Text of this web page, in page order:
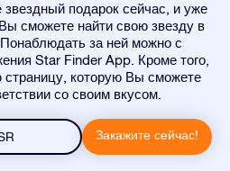
звездный подарок сейчас, и уже
сможете найти свою звезду в
за ней можно с
Star Finder App. Кроме того,
которую Вы сможете
со своим вкусом.
Закажите сейчас!